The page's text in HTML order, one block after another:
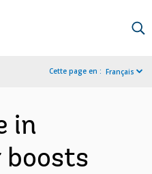
Cette page en : Français
in
boosts